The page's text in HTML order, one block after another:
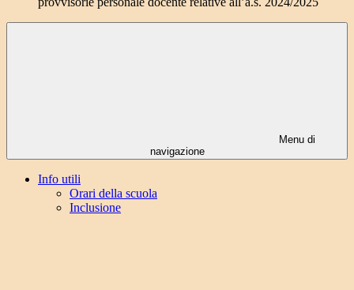
Menu di
navigazione
Info utili
Orari della scuola
Inclusione